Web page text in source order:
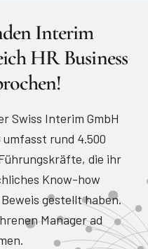
Interim
HR Business
Swiss Interim GmbH
rund 4.500
die ihr
Know-how
gestellt haben.
Manager ad